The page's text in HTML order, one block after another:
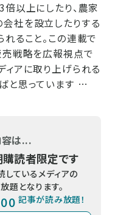
以上にしたり、農家
社を設立したりする
ること。この連載で
売戦略を広報視点で
ィアに取り上げられる
と思っています …
容は...
購読者限定です
しているメディアの
題となります。
記事が読み放題！